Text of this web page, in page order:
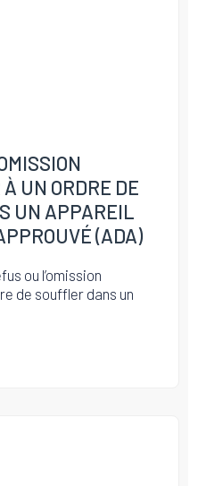
UN ORDRE DE
UN APPAREIL
(ADA)
ou l’omission
de souffler dans un